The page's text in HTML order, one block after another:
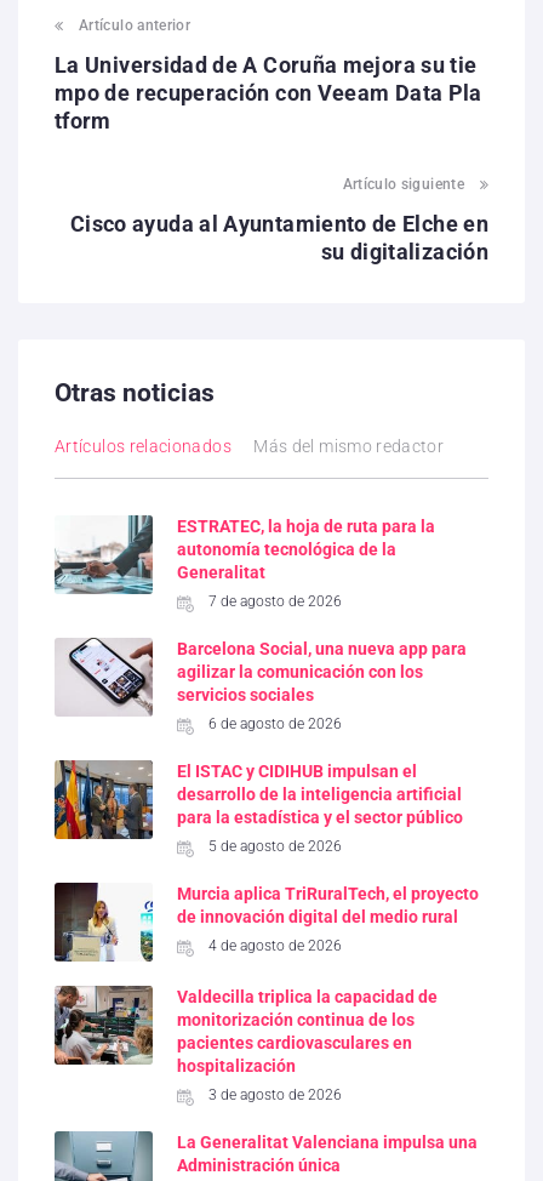
Artículo anterior
La Universidad de A Coruña mejora su tie
mpo de recuperación con Veeam Data Pla
tform
Artículo siguiente
Cisco ayuda al Ayuntamiento de Elche en
su digitalización
Otras noticias
Artículos relacionados Más del mismo redactor
ESTRATEC, la hoja de ruta para la
autonomía tecnológica de la
Generalitat
7 de agosto de 2026
Barcelona Social, una nueva app para
agilizar la comunicación con los
servicios sociales
6 de agosto de 2026
El ISTAC y CIDIHUB impulsan el
desarrollo de la inteligencia artificial
para la estadística y el sector público
5 de agosto de 2026
Murcia aplica TriRuralTech, el proyecto
de innovación digital del medio rural
4 de agosto de 2026
Valdecilla triplica la capacidad de
monitorización continua de los
pacientes cardiovasculares en
hospitalización
3 de agosto de 2026
La Generalitat Valenciana impulsa una
Administración única